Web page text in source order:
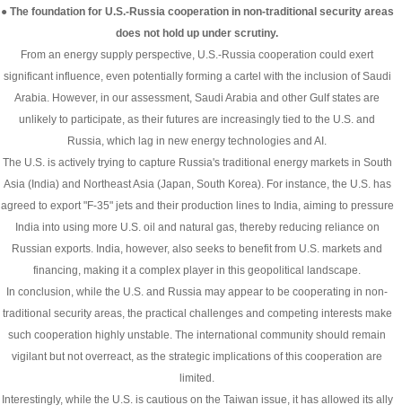
● The foundation for U.S.-Russia cooperation in non-traditional security areas
does not hold up under scrutiny.
From an energy supply perspective, U.S.-Russia cooperation could exert
significant influence, even potentially forming a cartel with the inclusion of Saudi
Arabia. However, in our assessment, Saudi Arabia and other Gulf states are
unlikely to participate, as their futures are increasingly tied to the U.S. and
Russia, which lag in new energy technologies and AI.
The U.S. is actively trying to capture Russia's traditional energy markets in South
Asia (India) and Northeast Asia (Japan, South Korea). For instance, the U.S. has
agreed to export "F-35" jets and their production lines to India, aiming to pressure
India into using more U.S. oil and natural gas, thereby reducing reliance on
Russian exports. India, however, also seeks to benefit from U.S. markets and
financing, making it a complex player in this geopolitical landscape.
In conclusion, while the U.S. and Russia may appear to be cooperating in non-
traditional security areas, the practical challenges and competing interests make
such cooperation highly unstable. The international community should remain
vigilant but not overreact, as the strategic implications of this cooperation are
limited.
Interestingly, while the U.S. is cautious on the Taiwan issue, it has allowed its ally